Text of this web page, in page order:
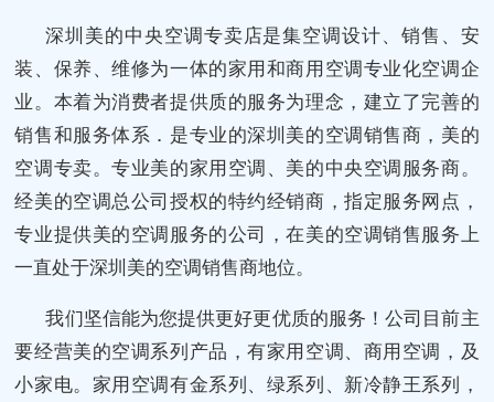
深圳美的中央空调专卖店是集空调设计、销售、安
装、保养、维修为一体的家用和商用空调专业化空调企
业。本着为消费者提供质的服务为理念，建立了完善的
销售和服务体系．是专业的深圳美的空调销售商，美的
空调专卖。专业美的家用空调、美的中央空调服务商。
经美的空调总公司授权的特约经销商，指定服务网点，
专业提供美的空调服务的公司，在美的空调销售服务上
一直处于深圳美的空调销售商地位。
我们坚信能为您提供更好更优质的服务！公司目前主
要经营美的空调系列产品，有家用空调、商用空调，及
小家电。家用空调有金系列、绿系列、新冷静王系列，